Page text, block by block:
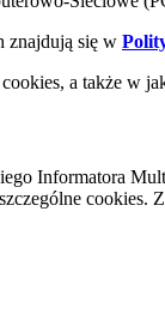
znajdują się w
a także w
Informatora